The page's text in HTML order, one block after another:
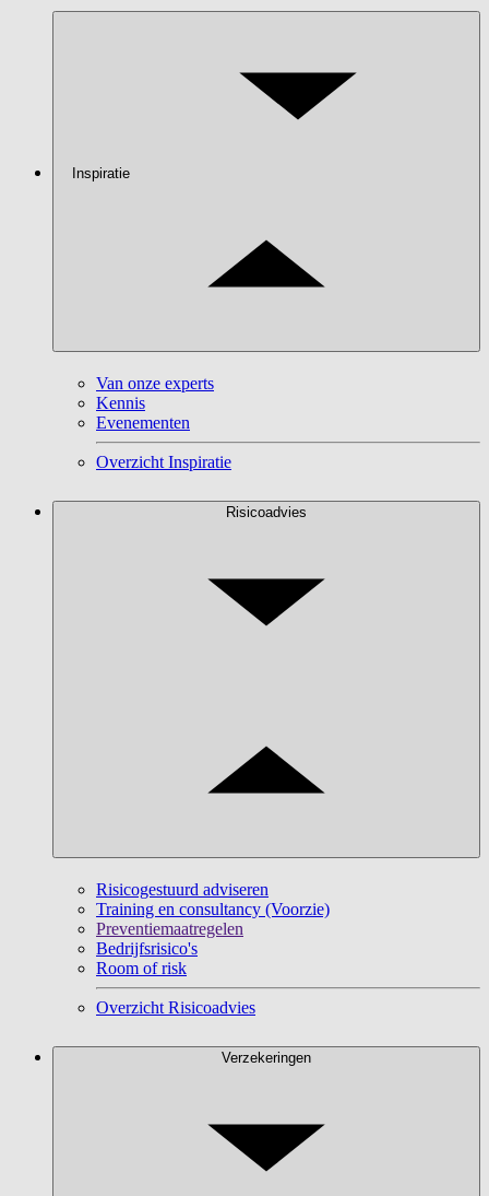
Inspiratie
Van onze experts
Kennis
Evenementen
Overzicht Inspiratie
Risicoadvies
Risicogestuurd adviseren
Training en consultancy (Voorzie)
Preventiemaatregelen
Bedrijfsrisico's
Room of risk
Overzicht Risicoadvies
Verzekeringen